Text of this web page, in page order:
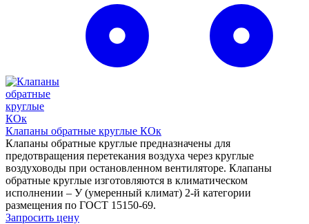
Клапаны обратные круглые КОк
Клапаны обратные круглые предназначены для
предотвращения перетекания воздуха через круглые
воздуховоды при остановленном вентиляторе. Клапаны
обратные круглые изготовляются в климатическом
исполнении – У (умеренный климат) 2-й категории
размещения по ГОСТ 15150-69.
Запросить цену